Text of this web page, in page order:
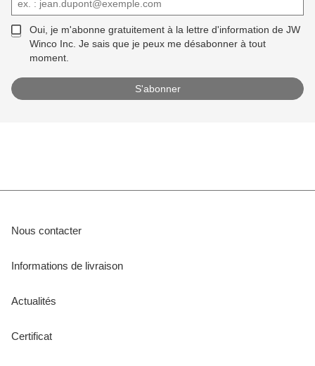
Oui, je m'abonne gratuitement à la lettre d'information de JW
Winco Inc. Je sais que je peux me désabonner à tout
moment.
Nous contacter
Informations de livraison
Actualités
Certificat